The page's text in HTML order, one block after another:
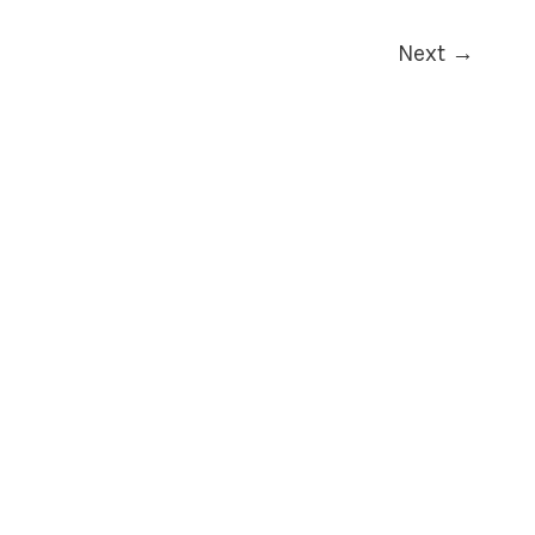
Next →